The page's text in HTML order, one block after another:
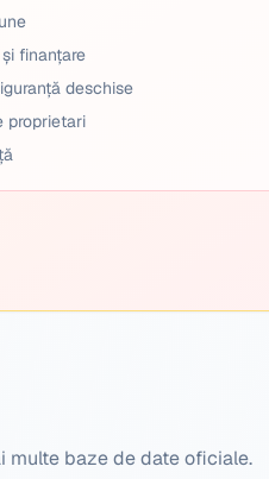
finanțare
deschise
proprietari
multe baze de date oficiale.